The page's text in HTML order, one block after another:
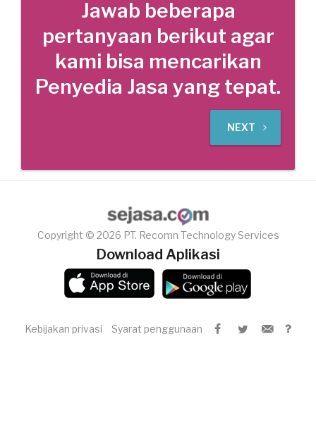
Jawab beberapa
pertanyaan berikut agar
kami bisa mencarikan
Penyedia Jasa yang tepat.
NEXT
Copyright © 2026 PT. Recomn Technology Services
Download Aplikasi
Kebijakan privasi Syarat penggunaan